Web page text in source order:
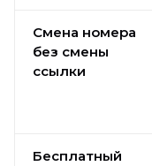
Смена номера
без смены
ссылки
Бесплатный